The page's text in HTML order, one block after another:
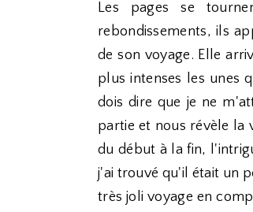
Les pages se
rebondissements, ils
de son voyage. Elle
plus intenses les unes
dois dire que je ne
partie et nous révèle la
du début à la fin,
j'ai trouvé qu'il était un
très joli voyage en